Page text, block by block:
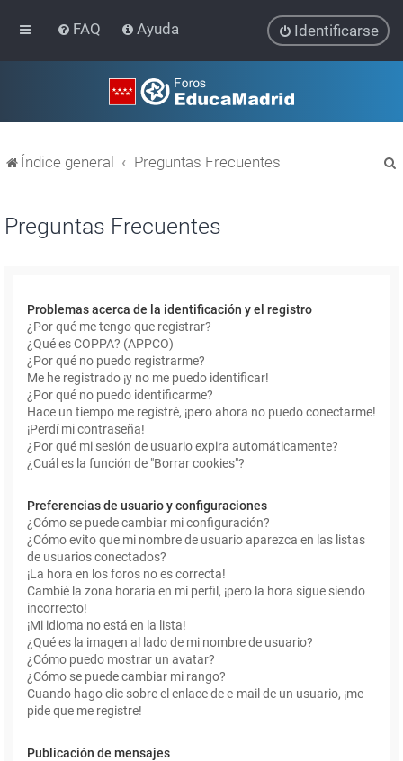
FAQ Ayuda Identificarse
Índice general Preguntas Frecuentes
Preguntas Frecuentes
Problemas acerca de la identificación y el registro
¿Por qué me tengo que registrar?
¿Qué es COPPA? (APPCO)
¿Por qué no puedo registrarme?
Me he registrado ¡y no me puedo identificar!
¿Por qué no puedo identificarme?
Hace un tiempo me registré, ¡pero ahora no puedo conectarme!
¡Perdí mi contraseña!
¿Por qué mi sesión de usuario expira automáticamente?
¿Cuál es la función de "Borrar cookies"?
Preferencias de usuario y configuraciones
¿Cómo se puede cambiar mi configuración?
¿Cómo evito que mi nombre de usuario aparezca en las listas
de usuarios conectados?
¡La hora en los foros no es correcta!
Cambié la zona horaria en mi perfil, ¡pero la hora sigue siendo
incorrecto!
¡Mi idioma no está en la lista!
¿Qué es la imagen al lado de mi nombre de usuario?
¿Cómo puedo mostrar un avatar?
¿Cómo se puede cambiar mi rango?
Cuando hago clic sobre el enlace de e-mail de un usuario, ¡me
pide que me registre!
Publicación de mensajes